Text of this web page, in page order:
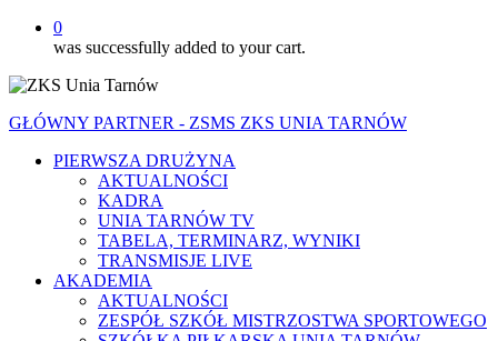
0
was successfully added to your cart.
GŁÓWNY PARTNER - ZSMS ZKS UNIA TARNÓW
PIERWSZA DRUŻYNA
AKTUALNOŚCI
KADRA
UNIA TARNÓW TV
TABELA, TERMINARZ, WYNIKI
TRANSMISJE LIVE
AKADEMIA
AKTUALNOŚCI
ZESPÓŁ SZKÓŁ MISTRZOSTWA SPORTOWEGO